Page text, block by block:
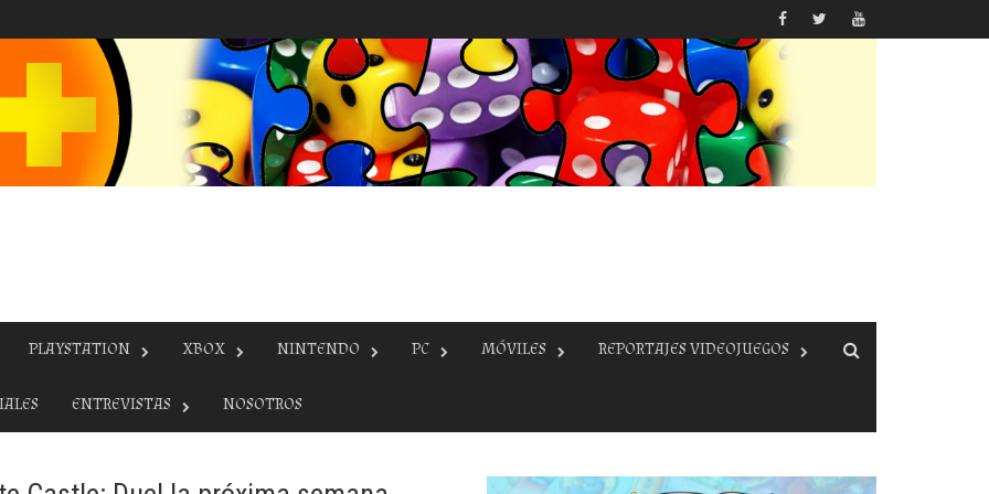
PLAYSTATION XBOX NINTENDO PC MÓVILES REPORTAJES VIDEOJUEGOS
ENTREVISTAS NOSOTROS